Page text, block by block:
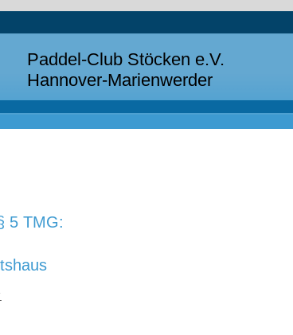
Paddel-Club Stöcken e.V.
Hannover-Marienwerder
5 TMG: